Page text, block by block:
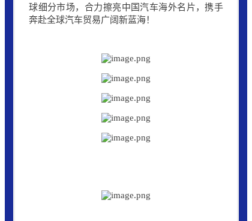
球细分市场，合力擦亮中国汽车海外名片，携手
奔赴全球汽车贸易广阔新蓝海！